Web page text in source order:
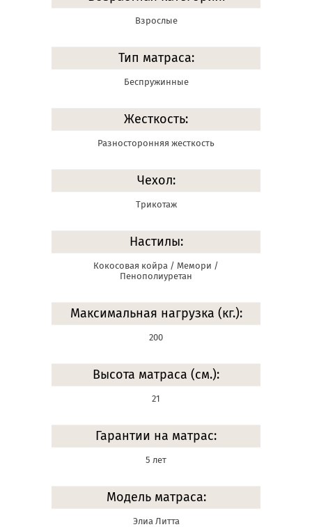
Взрослые
Тип матраса:
Беспружинные
Жесткость:
Разносторонняя жесткость
Чехол:
Трикотаж
Настилы:
Кокосовая койра / Мемори /
Пенополиуретан
Максимальная нагрузка (кг.):
200
Высота матраса (см.):
21
Гарантии на матрас:
5 лет
Модель матраса:
Элиа Литта